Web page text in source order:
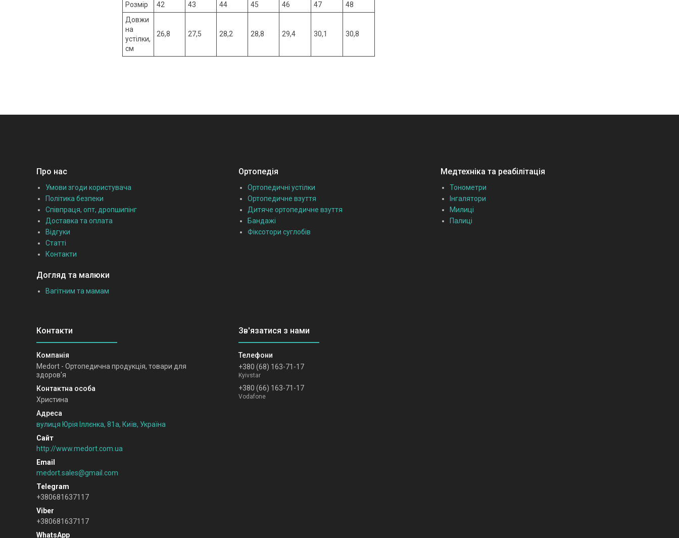
Розмір 42 43 44 45 46 47
48
Довжи
на
устілки,
см
26,8 27,5 28,2 28,8 29,4 30,1 30,8
Про нас
Умови згоди користувача
Політика безпеки
Співпраця, опт, дропшипінг
Доставка та оплата
Відгуки
Статті
Контакти
Ортопедія
Ортопедичні устілки
Ортопедичне взуття
Дитяче ортопедичне взуття
Бандажі
Фіксотори суглобів
Медтехніка та реабілітація
Тонометри
Інгалятори
Милиці
Палиці
Догляд та малюки
Вагітним та мамам
Medort - Ортопедична продукція, товари для
здоров'я
Христина
вулиця Юрія Іллєнка, 81а, Київ, Україна
http://www.medort.com.ua
medort.sales@gmail.com
+380681637117
+380681637117
+380 (68) 163-71-17
Kyivstar
+380 (66) 163-71-17
Vodafone